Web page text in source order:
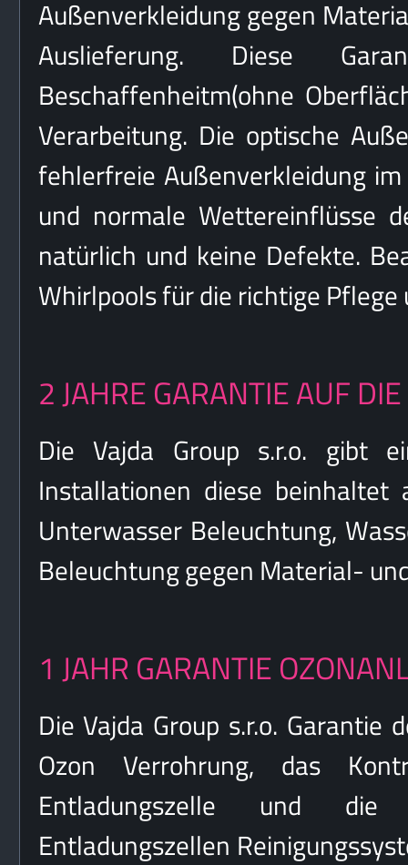
Außenverkleidung gegen
Auslieferung. Diese
Beschaffenheitm(ohne
Verarbeitung. Die optische
fehlerfreie Außenverkleidung
und normale Wettereinflüsse
natürlich und keine Defekte.
Whirlpools für die richtige
2 JAHRE GARANTIE AUF
Die Vajda Group s.r.o. gibt
Installationen diese
Unterwasser Beleuchtung,
Beleuchtung gegen Material-
1 JAHR GARANTIE
Die Vajda Group s.r.o.
Ozon Verrohrung, das
Entladungszelle und die
Entladungszellen